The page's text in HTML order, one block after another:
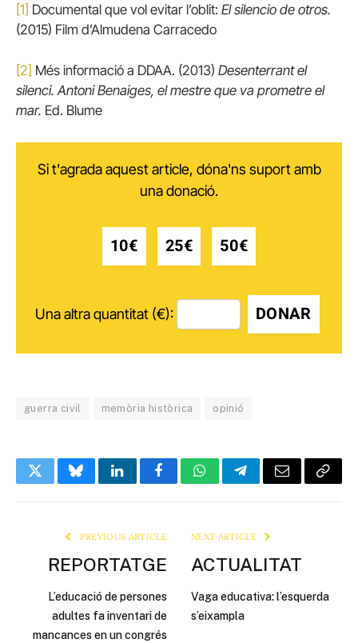
[1] Documental que vol evitar l’oblit: El silencio de otros.
(2015) Film d’Almudena Carracedo
[2] Més informació a DDAA. (2013) Desenterrant el
silenci. Antoni Benaiges, el mestre que va prometre el
mar. Ed. Blume
Si t'agrada aquest article, dóna'ns suport amb
una donació.
10€ 25€ 50€
Una altra quantitat (€): DONAR
guerra civil memòria històrica opinió
TwitterBlueskyLinkedInFacebookWhatsAppTelegramEmail Copy
PREVIOUS ARTICLE
REPORTATGE
L’educació de persones
adultes fa inventari de
mancances en un congrés
NEXT ARTICLE
ACTUALITAT
Vaga educativa: l’esquerda
s’eixampla